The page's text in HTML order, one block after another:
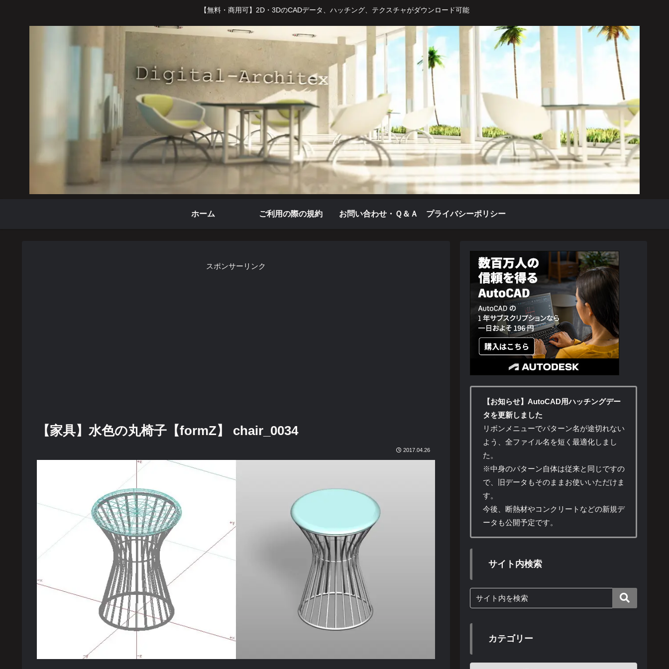
【無料・商用可】2D・3DのCADデータ、ハッチング、テクスチャがダウンロード可能
ホーム ご利用の際の規約 お問い合わせ・Ｑ＆Ａ プライバシーポリシー
スポンサーリンク
【家具】水色の丸椅子【formZ】 chair_0034
2017.04.26
【お知らせ】AutoCAD用ハッチングデー
タを更新しました
リボンメニューでパターン名が途切れない
よう、全ファイル名を短く最適化しまし
た。
※中身のパターン自体は従来と同じですの
で、旧データもそのままお使いいただけま
す。
今後、断熱材やコンクリートなどの新規デ
ータも公開予定です。
サイト内検索
カテゴリー